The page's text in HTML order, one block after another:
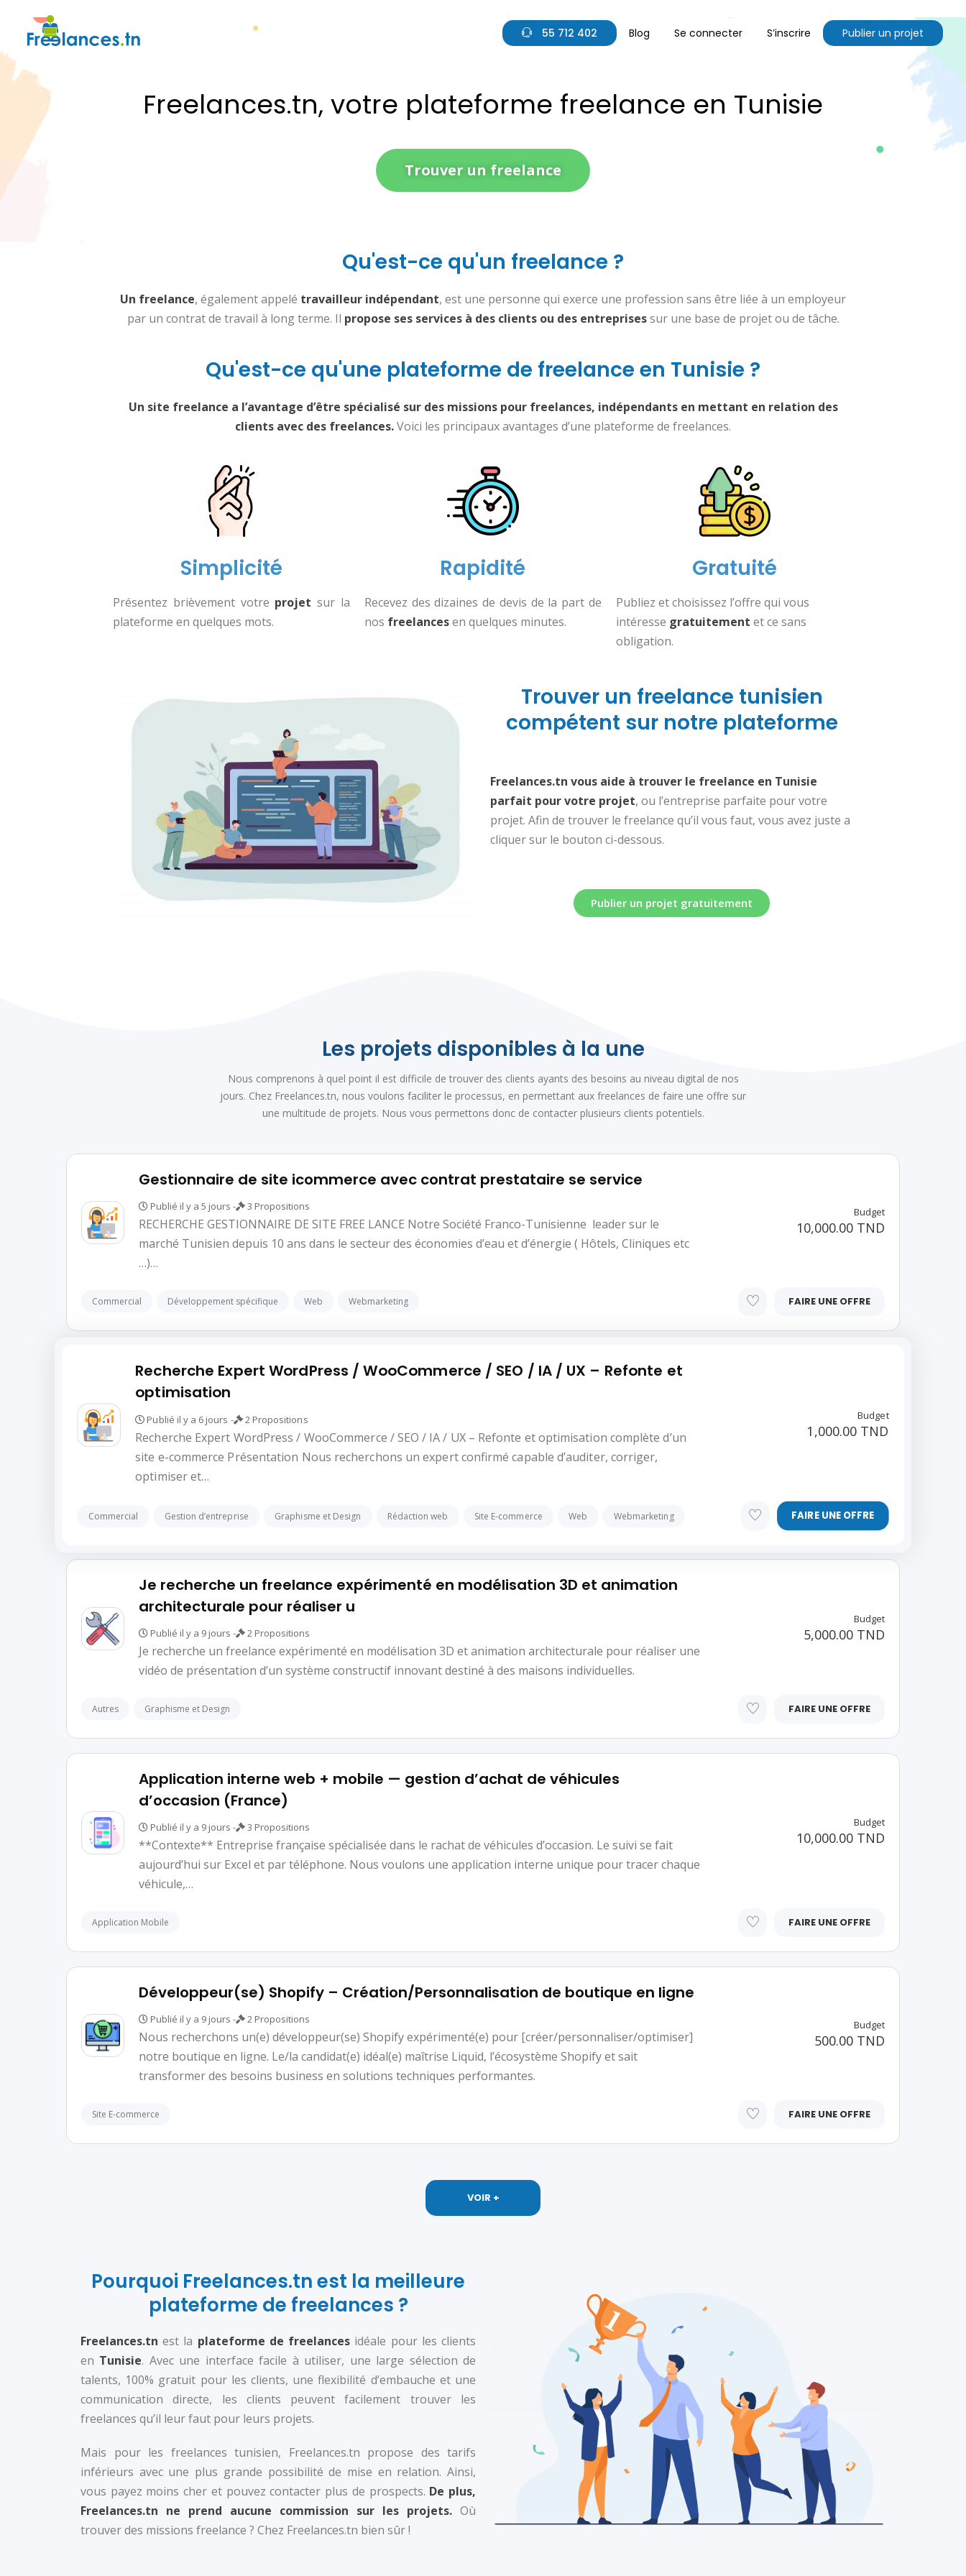
55 712 402 Blog Se connecter S’inscrire Publier un projet
Freelances.tn, votre plateforme freelance en Tunisie
Trouver un freelance
Qu'est-ce qu'un freelance ?
Un freelance, également appelé travailleur indépendant, est une personne qui exerce une profession sans être liée à un employeur
par un contrat de travail à long terme. Il propose ses services à des clients ou des entreprisessur une base de projet ou de tâche.
Qu'est-ce qu'une plateforme de freelance en Tunisie ?
Un site freelance a l’avantage d’être spécialisé sur des missions pour freelances, indépendants en mettant en relation des
clients avec des freelances.Voici les principaux avantages d’une plateforme de freelances.
Simplicité
Présentez brièvement votre projet sur la
plateforme en quelques mots.
Rapidité
Recevez des dizaines de devis de la part de
nos freelancesen quelques minutes.
Gratuité
Publiez et choisissez l’offre qui vous
intéresse gratuitement et ce sans
obligation.
Trouver un freelance tunisien
compétent sur notre plateforme
Freelances.tn vous aide à trouver le freelance en Tunisie
parfait pour votre projet, ou l’entreprise parfaite pour votre
projet. Afin de trouver le freelance qu’il vous faut, vous avez juste a
cliquer sur le bouton ci-dessous.
Publier un projet gratuitement
Les projets disponibles à la une
Nous comprenons à quel point il est difficile de trouver des clients ayants des besoins au niveau digital de nos
jours. Chez Freelances.tn, nous voulons faciliter le processus, en permettant aux freelances de faire une offre sur
une multitude de projets. Nous vous permettons donc de contacter plusieurs clients potentiels.
Gestionnaire de site icommerce avec contrat prestataire se service
Publié il y a 5 jours - 3 Propositions
RECHERCHE GESTIONNAIRE DE SITE FREE LANCE Notre Société Franco-Tunisienne leader sur le
marché Tunisien depuis 10 ans dans le secteur des économies d’eau et d’énergie ( Hôtels, Cliniques etc
…)…
Budget
10,000.00 TND
Commercial Développement spécifique Web Webmarketing FAIRE UNE OFFRE
Recherche Expert WordPress / WooCommerce / SEO / IA / UX – Refonte et
optimisation
Publié il y a 6 jours - 2 Propositions
Recherche Expert WordPress / WooCommerce / SEO / IA / UX – Refonte et optimisation complète d’un
site e-commerce Présentation Nous recherchons un expert confirmé capable d’auditer, corriger,
optimiser et…
Budget
1,000.00 TND
Commercial Gestion d’entreprise Graphisme et Design Rédaction web Site E-commerce Web Webmarketing FAIRE UNE OFFRE
Je recherche un freelance expérimenté en modélisation 3D et animation
architecturale pour réaliser u
Publié il y a 9 jours - 2 Propositions
Je recherche un freelance expérimenté en modélisation 3D et animation architecturale pour réaliser une
vidéo de présentation d’un système constructif innovant destiné à des maisons individuelles.
Budget
5,000.00 TND
Autres Graphisme et Design FAIRE UNE OFFRE
Application interne web + mobile — gestion d’achat de véhicules
d’occasion (France)
Publié il y a 9 jours - 3 Propositions
**Contexte** Entreprise française spécialisée dans le rachat de véhicules d’occasion. Le suivi se fait
aujourd’hui sur Excel et par téléphone. Nous voulons une application interne unique pour tracer chaque
véhicule,…
Budget
10,000.00 TND
Application Mobile FAIRE UNE OFFRE
Développeur(se) Shopify – Création/Personnalisation de boutique en ligne
Publié il y a 9 jours - 2 Propositions
Nous recherchons un(e) développeur(se) Shopify expérimenté(e) pour [créer/personnaliser/optimiser]
notre boutique en ligne. Le/la candidat(e) idéal(e) maîtrise Liquid, l’écosystème Shopify et sait
transformer des besoins business en solutions techniques performantes.
Budget
500.00 TND
Site E-commerce FAIRE UNE OFFRE
VOIR +
Pourquoi Freelances.tn est la meilleure
plateforme de freelances ?
Freelances.tn est la plateforme de freelances idéale pour les clients
en Tunisie. Avec une interface facile à utiliser, une large sélection de
talents, 100% gratuit pour les clients, une flexibilité d’embauche et une
communication directe, les clients peuvent facilement trouver les
freelances qu’il leur faut pour leurs projets.
Mais pour les freelances tunisien, Freelances.tn propose des tarifs
inférieurs avec une plus grande possibilité de mise en relation. Ainsi,
vous payez moins cher et pouvez contacter plus de prospects. De plus,
Freelances.tn ne prend aucune commission sur les projets. Où
trouver des missions freelance ? Chez Freelances.tn bien sûr !